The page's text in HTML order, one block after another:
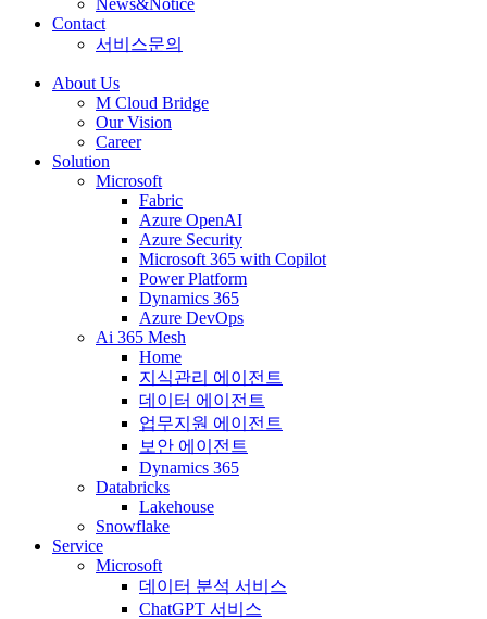
Contact
서비스문의
About Us
M Cloud Bridge
Our Vision
Career
Solution
Microsoft
Fabric
Azure OpenAI
Azure Security
Microsoft 365 with Copilot
Power Platform
Dynamics 365
Azure DevOps
Ai 365 Mesh
Home
지식관리 에이전트
데이터 에이전트
업무지원 에이전트
보안 에이전트
Dynamics 365
Databricks
Lakehouse
Snowflake
Service
Microsoft
데이터 분석 서비스
ChatGPT 서비스